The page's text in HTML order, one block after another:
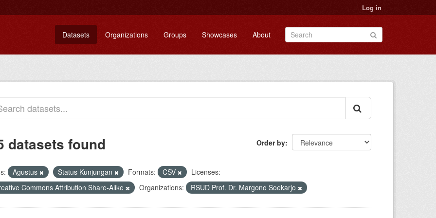
Log in
Datasets Organizations Groups Showcases About
Order by
datasets found
Agustus Status Kunjungan Formats: CSV
Licenses:
Commons Attribution Share-Alike
Organizations: RSUD Prof. Dr. Margono Soekarjo